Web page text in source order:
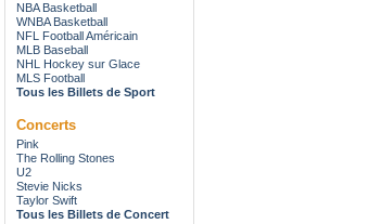
NBA Basketball
WNBA Basketball
NFL Football Américain
MLB Baseball
NHL Hockey sur Glace
MLS Football
Tous les Billets de Sport
Concerts
Pink
The Rolling Stones
U2
Stevie Nicks
Taylor Swift
Tous les Billets de Concert